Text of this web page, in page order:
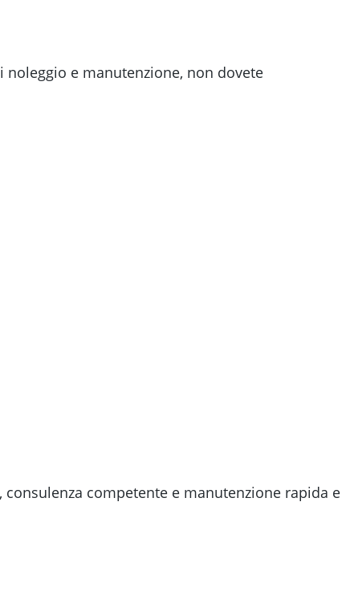
e manutenzione, non dovete
competente e manutenzione rapida e